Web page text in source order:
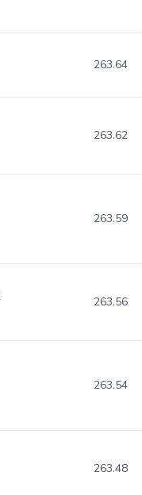
263.64
263.62
263.59
263.56
263.54
263.48